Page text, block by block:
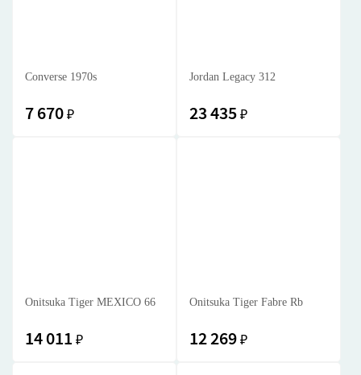
Converse 1970s
7 670 ₽
Jordan Legacy 312
23 435 ₽
Onitsuka Tiger MEXICO 66
14 011 ₽
Onitsuka Tiger Fabre Rb
12 269 ₽